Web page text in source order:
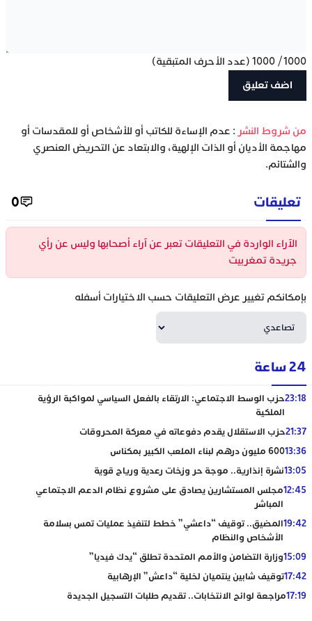
1000
/
1000 (عدد الأحرف المتبقية)
‫من شروط النشر : عدم الإساءة للكاتب أو للأشخاص أو للمقدسات أو
مهاجمة الأديان أو الذات الإلهية، والابتعاد عن التحريض العنصري
والشتائم.
تعليقات 0
الآراء الواردة في التعليقات تعبر عن آراء أصحابها وليس عن رأي
جريدة تمغربيت
بإمكانكم تغيير عرض التعليقات حسب الاختيارات أسفله
24 ساعة
23:18حزب الوسط الاجتماعي: الارتقاء بالفعل السياسي لمواكبة الرؤية
الملكية
21:37حزب الاستقلال يقدم دفوعاته في معركة المحروقات
13:36600 مليون درهم لبناء الملعب الكبير بمكناس
13:05نشرة إنذارية.. موجة حر وزخات رعدية ورياح قوية
12:45مجلس المستشارين يصادق على مشروع نظام الدعم الاجتماعي
المباشر
19:42المضيق.. توقيف “داعشي” خطط لتنفيذ عمليات تمس بسلامة
الأشخاص والنظام
15:09وزارة التضامن والأمم المتحدة تطلق “يدك فيديا”
17:42توقيف شابين ينتميان لخلية “داعش” الإرهابية
17:19مراجعة لوائح الانتخابات.. تقديم طلبات التسجيل الجديدة